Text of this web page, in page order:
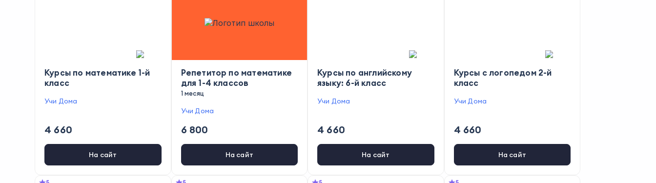
Курсы по математике 1-й
класс
Учи Дома
4 660
На сайт
Репетитор по математике
для 1-4 классов
1 месяц
Учи Дома
6 800
На сайт
Курсы по английскому
языку: 6-й класс
Учи Дома
4 660
На сайт
Курсы с логопедом 2-й
класс
Учи Дома
4 660
На сайт